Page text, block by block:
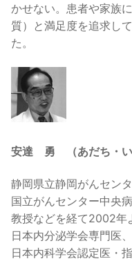
かせない。患者や家族
質）と満足度を追求し
た。
安達 勇 （あだち・い
静岡県立静岡がんセン
国立がんセンター中央
教授などを経て2002年
日本内分泌学会専門医
日本内科学会認定医・